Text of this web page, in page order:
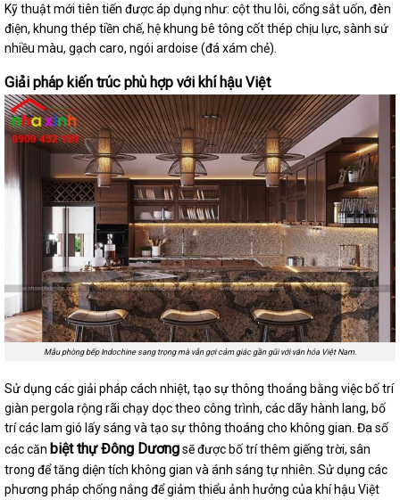
Kỹ thuật mới tiên tiến được áp dụng như: cột thu lôi, cổng sắt uốn, đèn
điện, khung thép tiền chế, hệ khung bê tông cốt thép chịu lực, sành sứ
nhiều màu, gạch caro, ngói ardoise (đá xám chẻ).
Giải pháp kiến trúc phù hợp với khí hậu Việt
Mẫu phòng bếp Indochine sang trọng mà vẫn gợi cảm giác gần gũi với văn hóa Việt Nam.
Sử dụng các giải pháp cách nhiệt, tạo sự thông thoáng bằng việc bố trí
giàn pergola rộng rãi chạy dọc theo công trình, các dãy hành lang, bố
trí các lam gió lấy sáng và tạo sự thông thoáng cho không gian. Đa số
các căn biệt thự Đông Dươngsẽ được bố trí thêm giếng trời, sân
trong để tăng diện tích không gian và ánh sáng tự nhiên. Sử dụng các
phương pháp chống nắng để giảm thiểu ảnh hưởng của khí hậu Việt